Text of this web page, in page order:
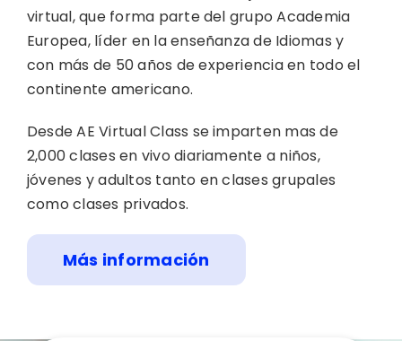
virtual, que forma parte del grupo Academia
Europea, líder en la enseñanza de Idiomas y
con más de 50 años de experiencia en todo el
continente americano.
Desde AE Virtual Class se imparten mas de
2,000 clases en vivo diariamente a niños,
jóvenes y adultos tanto en clases grupales
como clases privados.
Más información